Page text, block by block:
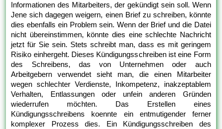
Informationen des Mitarbeiters, der gekündigt sein soll. Wenn
Jene sich dagegen weigern, einen Brief zu schreiben, könnte
dies ebenfalls ein Problem sein. Wenn der Brief und die Datei
nicht übereinstimmen, könnte dies eine schlechte Nachricht
jetzt für Sie sein. Stets schreibt man, dass es mit geringem
Risiko einhergeht. Dieses Kündigungsschreiben ist eine Form
des Schreibens, das von Unternehmen oder auch
Arbeitgebern verwendet sieht man, die einen Mitarbeiter
wegen schlechter Verdienste, Inkompetenz, inakzeptablem
Verhalten, Entlassungen oder unfein anderen Gründen
wiederrufen möchten. Das Erstellen eines
Kündigungsschreibens koennte ein entmutigender ferner
komplexer Prozess dies. Ein Kündigungsschreiben des